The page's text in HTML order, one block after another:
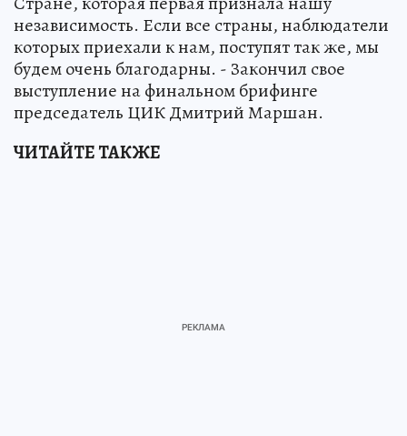
независимость. Если все страны, наблюдатели
которых приехали к нам, поступят так же, мы
будем очень благодарны. - Закончил свое
выступление на финальном брифинге
председатель ЦИК Дмитрий Маршан.
ЧИТАЙТЕ ТАКЖЕ